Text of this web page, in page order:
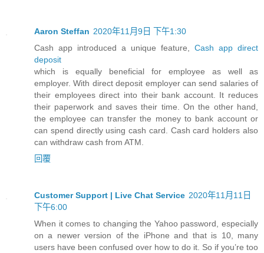
Aaron Steffan 2020年11月9日 下午1:30
Cash app introduced a unique feature, Cash app direct
deposit
which is equally beneficial for employee as well as
employer. With direct deposit employer can send salaries of
their employees direct into their bank account. It reduces
their paperwork and saves their time. On the other hand,
the employee can transfer the money to bank account or
can spend directly using cash card. Cash card holders also
can withdraw cash from ATM.
回覆
Customer Support | Live Chat Service 2020年11月11日
下午6:00
When it comes to changing the Yahoo password, especially
on a newer version of the iPhone and that is 10, many
users have been confused over how to do it. So if you’re too